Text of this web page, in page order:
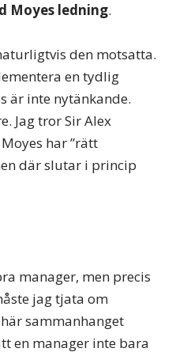
Moyes ledning.
den motsatta.
en tydlig
är inte nytänkande.
Jag tror Sir Alex
har ”rätt
där slutar i princip
manager, men precis
jag tjata om
här sammanhanget
en manager inte bara